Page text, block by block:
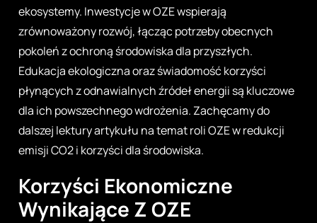
ekosystemy. Inwestycje w OZE wspierają
zrównoważony rozwój, łącząc potrzeby obecnych
pokoleń z ochroną środowiska dla przyszłych.
Edukacja ekologiczna oraz świadomość korzyści
płynących z odnawialnych źródeł energii są kluczowe
dla ich powszechnego wdrożenia. Zachęcamy do
dalszej lektury artykułu na temat roli OZE w redukcji
emisji CO2 i korzyści dla środowiska.
Korzyści Ekonomiczne
Wynikające Z OZE